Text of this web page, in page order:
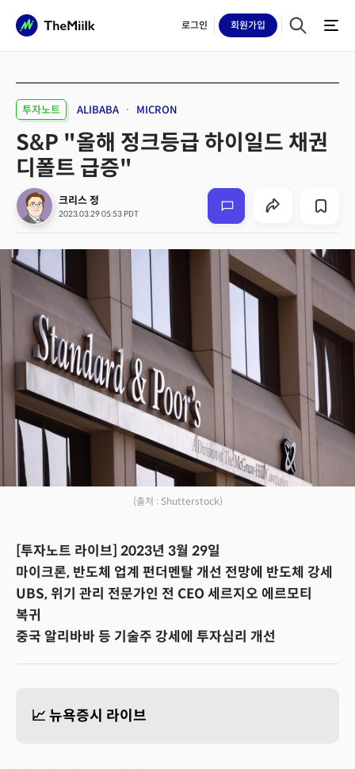
로그인 회원가입
투자노트 ALIBABA MICRON
S&P "올해 정크등급 하이일드 채권
디폴트 급증"
크리스 정
2023.03.29 05:53 PDT
(출처 : Shutterstock)
[투자노트 라이브] 2023년 3월 29일
마이크론, 반도체 업계 펀더멘탈 개선 전망에 반도체 강세
UBS, 위기 관리 전문가인 전 CEO 세르지오 에르모티
복귀
중국 알리바바 등 기술주 강세에 투자심리 개선
📈 뉴욕증시 라이브